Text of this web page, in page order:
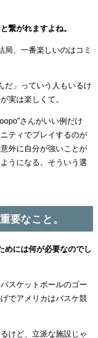
繋がれますよね。
局、一番楽しいのはコミ
だ」っていう人もいるけ
実は楽しくて。
さんがいい例だけ
ティでプレイするのが
外に自分が強いことが
うになる。そういう選
要なこと。
めには何が必要なのでし
スケットボールのゴー
でアメリカはバスケ競
けど、立派な施設じゃ